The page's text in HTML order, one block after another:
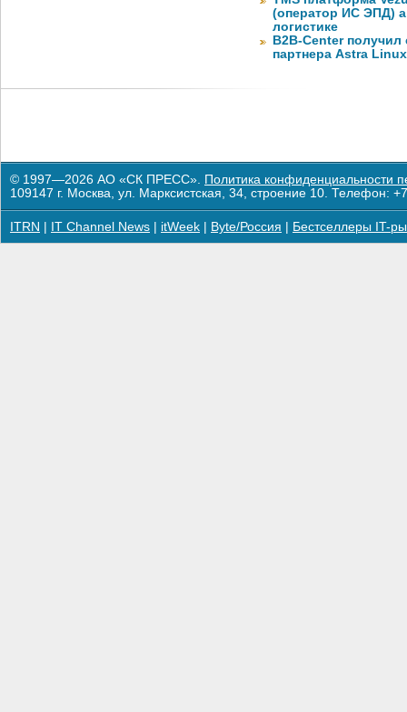
(оператор ИС ЭПД)
логистике
B2B-Center получил
партнера Astra Linux
© 1997—2026 АО «СК ПРЕСС». Политика конфиденциальности
109147 г. Москва, ул. Марксистская, 34, строение 10. Телефон:
ITRN IT Channel News itWeek Byte/Россия Бестселлеры IT-